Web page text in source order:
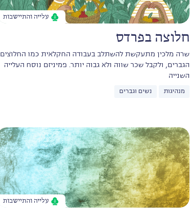
עלייה והתיישבות
חלוצה בפרדס
שרה מלכין מתעקשת להשתלב בעבודה החקלאית כמו החלוצים
הגברים, ולקבל שכר שווה ולא גבוה יותר. פמיניזם נוסח העלייה
השנייה
מנהיגות נשים וגברים
עלייה והתיישבות